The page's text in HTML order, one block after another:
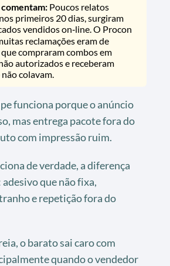
Poucos relatos
primeiros 20 dias, surgiram
vendidos on‑line. O Procon
reclamações eram de
compraram combos em
autorizados e receberam
colavam.
funciona porque o anúncio
mas entrega pacote fora do
com impressão ruim.
de verdade, a diferença
que não fixa,
e repetição fora do
o barato sai caro com
quando o vendedor